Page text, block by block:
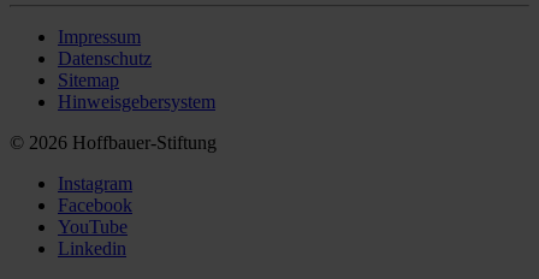
Impressum
Datenschutz
Sitemap
Hinweisgebersystem
© 2026 Hoffbauer-Stiftung
Instagram
Facebook
YouTube
Linkedin